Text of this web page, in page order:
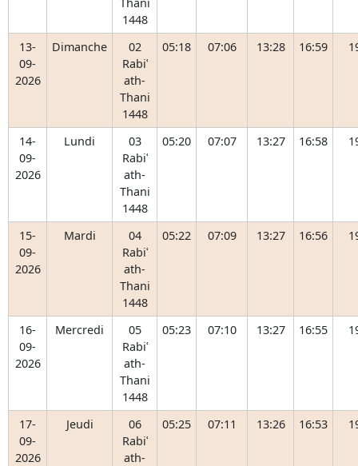
1448
13-
09-
2026
Dimanche
02
Rabiʿ
ath-
Thani
1448
05:18 07:06 13:28 16:59
14-
09-
2026
Lundi
03
Rabiʿ
ath-
Thani
1448
05:20 07:07 13:27 16:58
15-
09-
2026
Mardi
04
Rabiʿ
ath-
Thani
1448
05:22 07:09 13:27 16:56
16-
09-
2026
Mercredi
05
Rabiʿ
ath-
Thani
1448
05:23 07:10 13:27 16:55
17-
09-
2026
Jeudi
06
Rabiʿ
ath-
05:25 07:11 13:26 16:53